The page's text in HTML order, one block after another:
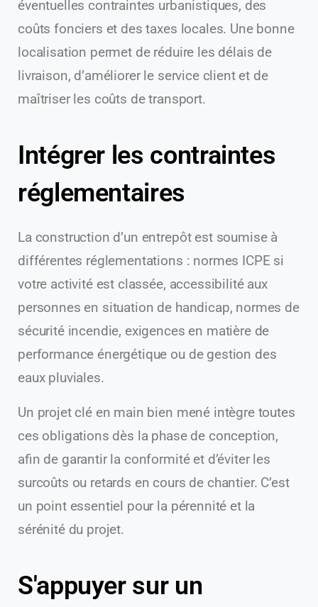
éventuelles contraintes urbanistiques, des
coûts fonciers et des taxes locales. Une bonne
localisation permet de réduire les délais de
livraison, d’améliorer le service client et de
maîtriser les coûts de transport.
Intégrer les contraintes
réglementaires
La construction d’un entrepôt est soumise à
différentes réglementations : normes ICPE si
votre activité est classée, accessibilité aux
personnes en situation de handicap, normes de
sécurité incendie, exigences en matière de
performance énergétique ou de gestion des
eaux pluviales.
Un projet clé en main bien mené intègre toutes
ces obligations dès la phase de conception,
afin de garantir la conformité et d’éviter les
surcoûts ou retards en cours de chantier. C’est
un point essentiel pour la pérennité et la
sérénité du projet.
S'appuyer sur un